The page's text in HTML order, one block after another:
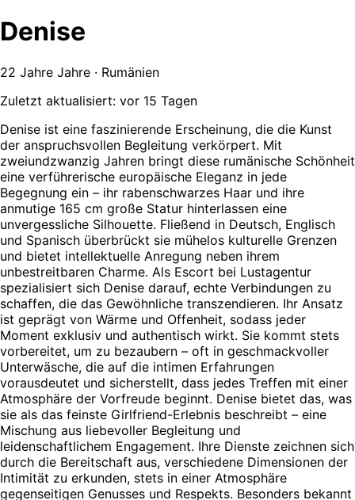
Denise
22 Jahre Jahre · Rumänien
Zuletzt aktualisiert: vor 15 Tagen
Denise ist eine faszinierende Erscheinung, die die Kunst
der anspruchsvollen Begleitung verkörpert. Mit
zweiundzwanzig Jahren bringt diese rumänische Schönheit
eine verführerische europäische Eleganz in jede
Begegnung ein – ihr rabenschwarzes Haar und ihre
anmutige 165 cm große Statur hinterlassen eine
unvergessliche Silhouette. Fließend in Deutsch, Englisch
und Spanisch überbrückt sie mühelos kulturelle Grenzen
und bietet intellektuelle Anregung neben ihrem
unbestreitbaren Charme. Als Escort bei Lustagentur
spezialisiert sich Denise darauf, echte Verbindungen zu
schaffen, die das Gewöhnliche transzendieren. Ihr Ansatz
ist geprägt von Wärme und Offenheit, sodass jeder
Moment exklusiv und authentisch wirkt. Sie kommt stets
vorbereitet, um zu bezaubern – oft in geschmackvoller
Unterwäsche, die auf die intimen Erfahrungen
vorausdeutet und sicherstellt, dass jedes Treffen mit einer
Atmosphäre der Vorfreude beginnt. Denise bietet das, was
sie als das feinste Girlfriend-Erlebnis beschreibt – eine
Mischung aus liebevoller Begleitung und
leidenschaftlichem Engagement. Ihre Dienste zeichnen sich
durch die Bereitschaft aus, verschiedene Dimensionen der
Intimität zu erkunden, stets in einer Atmosphäre
gegenseitigen Genusses und Respekts. Besonders bekannt